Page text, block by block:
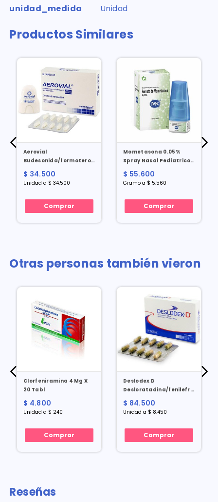
unidad_medida
Unidad
Productos Similares
Aerovial
Budesonida/formoterol
Inhalador
$ 34.500
Unidad a $ 34.500
Comprar
Mometasona 0.05%
Spray Nasal Pediatrico
$ 55.600
Gramo a $ 5.560
Comprar
Otras personas también vieron
Clorfeniramina 4 Mg X
20 Tabl
$ 4.800
Unidad a $ 240
Comprar
Deslodex D
Desloratadina/fenilefrina
2.5/20 Mg X 10 Cap
$ 84.500
Unidad a $ 8.450
Comprar
Reseñas